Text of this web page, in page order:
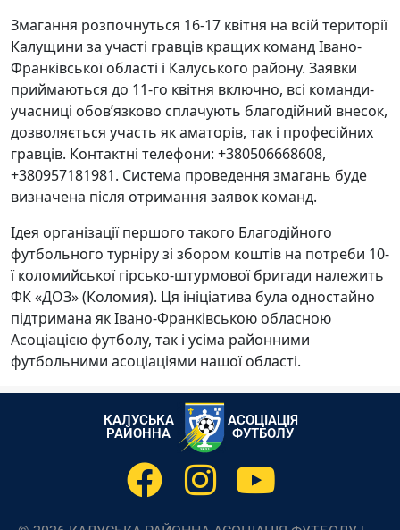
Змагання розпочнуться 16-17 квітня на всій території
Калущини за участі гравців кращих команд Івано-
Франківської області і Калуського району. Заявки
приймаються до 11-го квітня включно, всі команди-
учасниці обов’язково сплачують благодійний внесок,
дозволяється участь як аматорів, так і професійних
гравців. Контактні телефони: +380506668608,
+380957181981. Система проведення змагань буде
визначена після отримання заявок команд.
Ідея організації першого такого Благодійного
футбольного турніру зі збором коштів на потреби 10-
ї коломийської гірсько-штурмової бригади належить
ФК «ДОЗ» (Коломия). Ця ініціатива була одностайно
підтримана як Івано-Франківською обласною
Асоціацією футболу, так і усіма районними
футбольними асоціаціями нашої області.
КАЛУСЬКА
РАЙОННА
АСОЦІАЦІЯ
ФУТБОЛУ